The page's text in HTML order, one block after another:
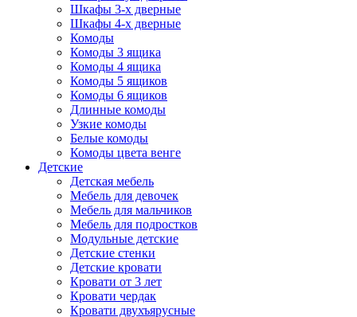
Шкафы 3-х дверные
Шкафы 4-х дверные
Комоды
Комоды 3 ящика
Комоды 4 ящика
Комоды 5 ящиков
Комоды 6 ящиков
Длинные комоды
Узкие комоды
Белые комоды
Комоды цвета венге
Детские
Детская мебель
Мебель для девочек
Мебель для мальчиков
Мебель для подростков
Модульные детские
Детские стенки
Детские кровати
Кровати от 3 лет
Кровати чердак
Кровати двухъярусные